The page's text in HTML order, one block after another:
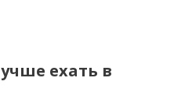
ехать в